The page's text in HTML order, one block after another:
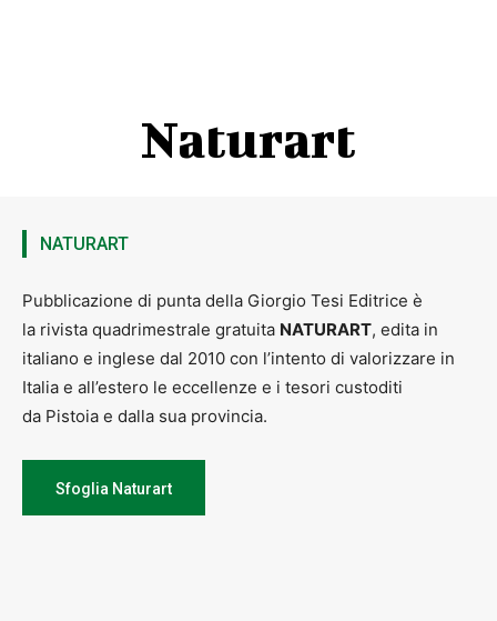
Naturart
NATURART
Pubblicazione di punta della Giorgio Tesi Editrice è
la rivista quadrimestrale gratuita NATURART, edita in
italiano e inglese dal 2010 con l’intento di valorizzare in
Italia e all’estero le eccellenze e i tesori custoditi
da Pistoia e dalla sua provincia.
Sfoglia Naturart